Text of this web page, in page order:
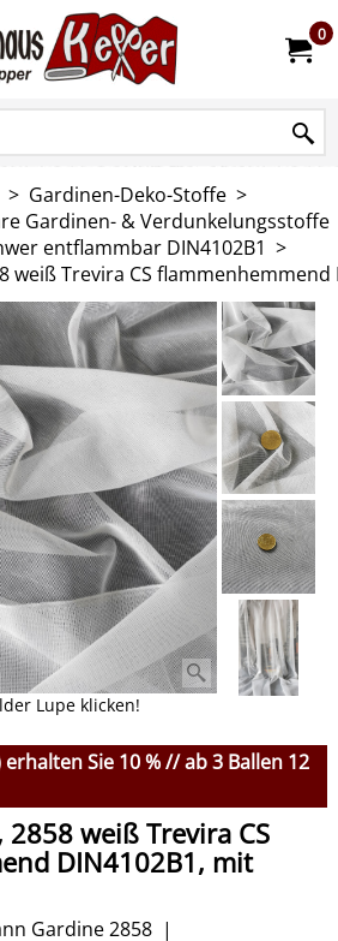
0
> Gardinen-Deko-Stoffe >
Gardinen- & Verdunkelungsstoffe
entflammbar DIN4102B1 >
weiß Trevira CS
Lupe klicken!
Sie 10 % // ab 3 Ballen 12
2858 weiß Trevira CS
DIN4102B1, mit
Gardine 2858